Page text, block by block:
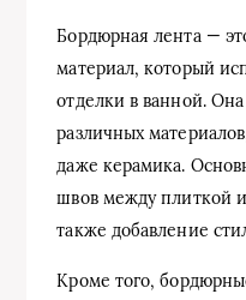
Бордюрная лента —
материал, который
отделки в ванной.
различных
даже керамика.
швов между плиткой
также добавление
Кроме того,